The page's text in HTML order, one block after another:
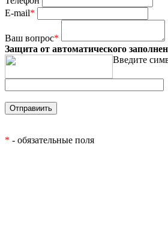
E-mail*
Ваш вопрос*
Защита от автоматического
Введите
* - обязательные поля